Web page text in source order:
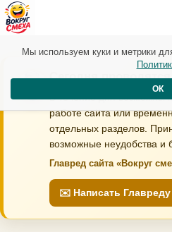
Сегодня
В течение дня возможны
работе сайта или
отдельных разделов.
возможные неудобства и
Главред сайта «Вокруг
✉️ Написать Главреду
Мы используем куки и метрики
ОК